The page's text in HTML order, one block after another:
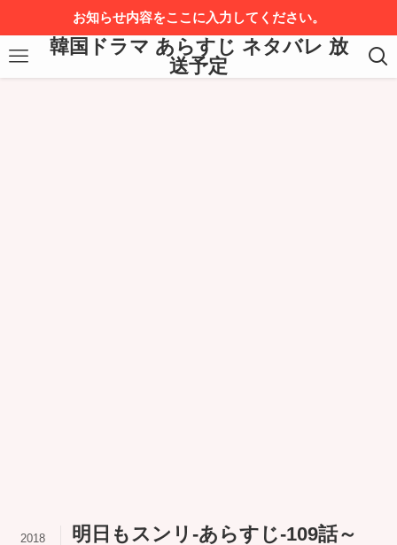
お知らせ内容をここに入力してください。
韓国ドラマ あらすじ ネタバレ 放
送予定
明日もスンリ-あらすじ-109話～
2018